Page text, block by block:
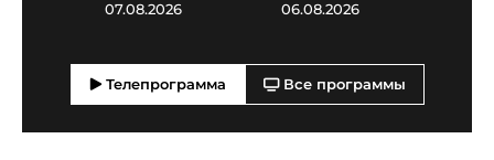
07.08.2026
06.08.2026
Телепрограмма Все программы